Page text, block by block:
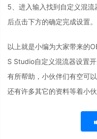
5、进入输入找到自定义混
后点击下方的确定完成设置。
以上就是小编为大家带来的
S Studio自定义混流器设置
有所帮助，小伙伴们有空可
还有许多其它的资料等着小